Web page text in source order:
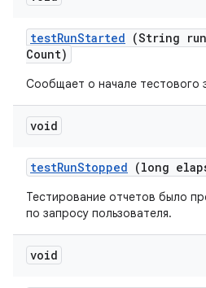
testRunStarted (String run
Count)
Сообщает о начале тестового
void
testRunStopped (long
Тестирование отчетов было
по запросу пользователя.
void